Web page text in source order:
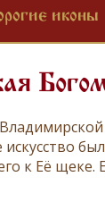
иконы
искусство
к Её щеке.